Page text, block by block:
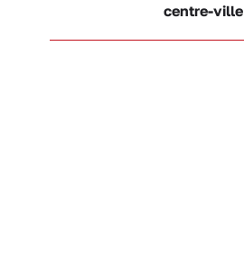
centre-ville